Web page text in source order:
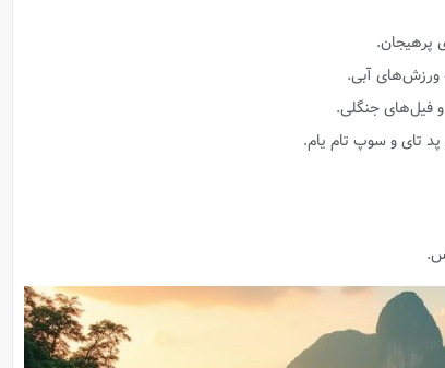
پرهیجان.
ورزش‌های آبی.
و فیل‌های جنگلی.
پد تای و سوپ تام یام.